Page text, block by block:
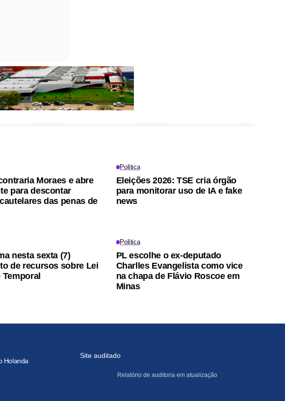
Moraes e abre
para descontar
das penas de
Política
Eleições 2026: TSE cria órgão
para monitorar uso de IA e fake
news
nesta sexta (7)
de recursos sobre Lei
Política
PL escolhe o ex-deputado
Charlles Evangelista como vice
na chapa de Flávio Roscoe em
Minas
Holanda
Site auditado
Relatório de auditoria em atualização